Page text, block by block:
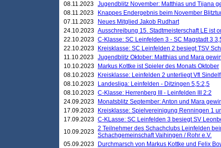
08.11.2023 Jugendblitz November: Matthias und Tijana
08.11.2023
Knappes Endergebnis beim November
07.11.2023
Neues Mitglied Jakob Rudhart
24.10.2023 Ausschreibung 15. Stadtmeisterschaft LE ist
22.10.2023 C-Klasse: SC Leinfelden 3 - SC Magstadt 3
22.10.2023
Kreisklasse: SC Leinfelden 2 besiegt TSV
11.10.2023 Jugendblitz Oktober: Matthias und Mara
10.10.2023
Markus Kottke ist Spieler des Monats Oktober
08.10.2023
Kreisklasse: Leinfelden 2 unterliegt Vfl
08.10.2023
Landesliga: Leinfelden - Ditzingen 5,5:2,5
08.10.2023 C-Klasse: Herrenberg III - Leinfelden III 2:2
24.09.2023
Monatsblitz September: Anton und Mara
17.09.2023
Kreisklasse: Spielvereinigung Renningen 1
17.09.2023 C-KLasse: SC Leinfelden 3 besiegt SV
10.09.2023 2 Teilnehmer des Schachclubs Leinfelden
Schachgemeinschaft Vaihingen / Rohr e.V.
05.09.2023
Durchmarsch von Markus Kottke und Felix